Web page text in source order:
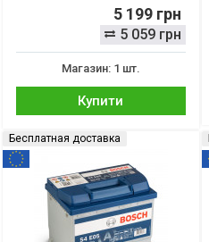
5 199 грн
5 059 грн
Магазин: 1 шт.
Купити
Бесплатная доставка